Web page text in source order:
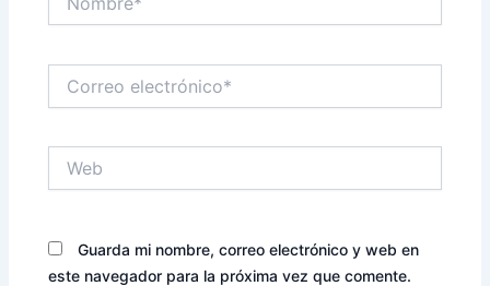
electrónico*
Guarda mi nombre, correo electrónico y web en
este navegador para la próxima vez que comente.